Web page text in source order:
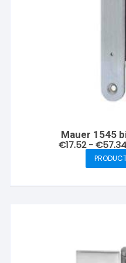
Mauer 1545
€17.52 - €57.34